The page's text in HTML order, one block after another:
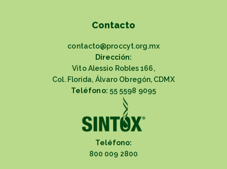
Contacto
contacto@proccyt.org.mx
Dirección:
Vito Alessio Robles 166,
Col. Florida, Álvaro Obregón, CDMX
Teléfono: 55 5598 9095
Teléfono:
800 009 2800